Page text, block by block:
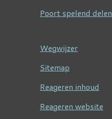
Poort spelend delen
Wegwijzer
Sitemap
Reageren inhoud
Reageren website